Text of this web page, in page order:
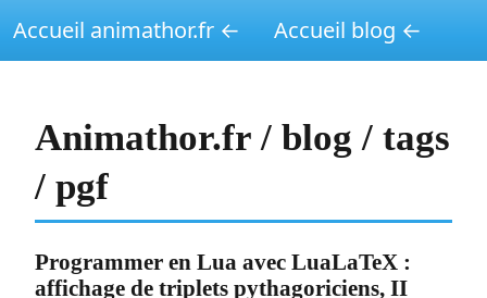
Accueil animathor.fr ← Accueil blog ←
Animathor.fr / blog / tags
/ pgf
Programmer en Lua avec LuaLaTeX :
affichage de triplets pythagoriciens, II